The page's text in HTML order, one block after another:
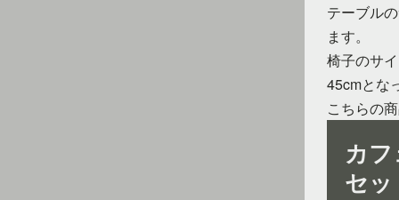
テーブル
ます。
椅子のサ
45cmとな
こちらの
カ
セ